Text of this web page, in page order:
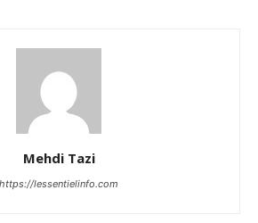
Mehdi Tazi
https://lessentielinfo.com